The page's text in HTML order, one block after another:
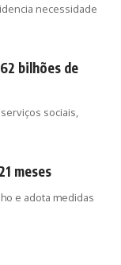
necessidade
bilhões de
sociais,
meses
e adota medidas